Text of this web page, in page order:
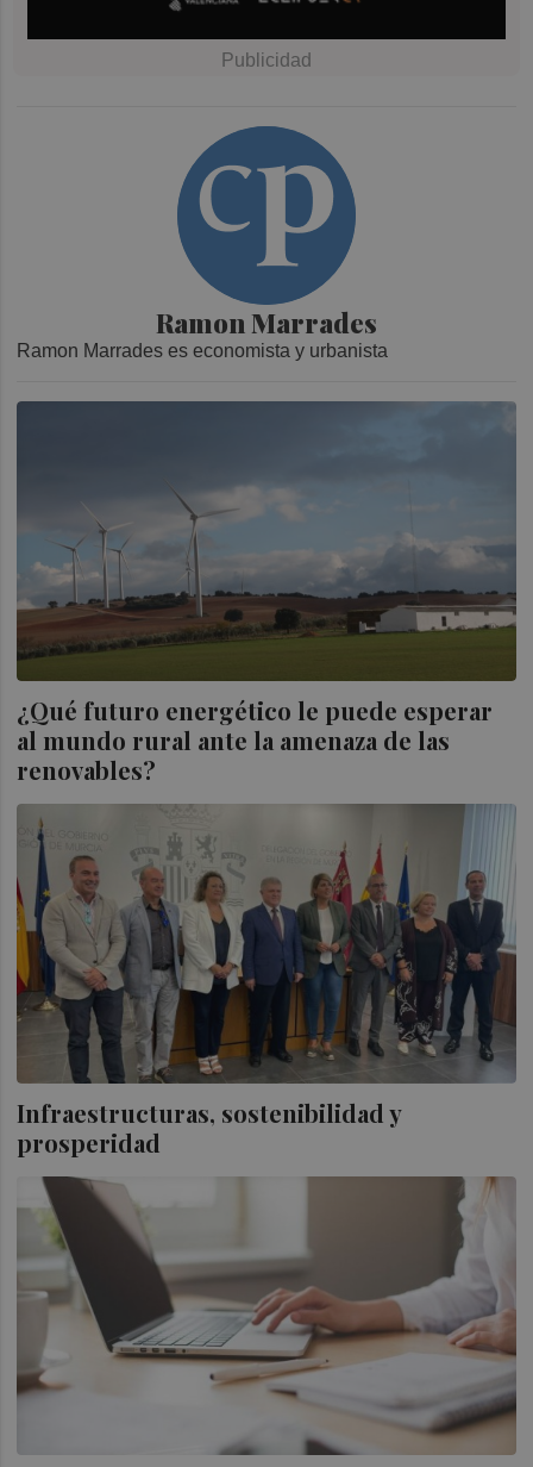
Ramon Marrades
Ramon Marrades es economista y urbanista
¿Qué futuro energético le puede esperar
al mundo rural ante la amenaza de las
renovables?
Infraestructuras, sostenibilidad y
prosperidad